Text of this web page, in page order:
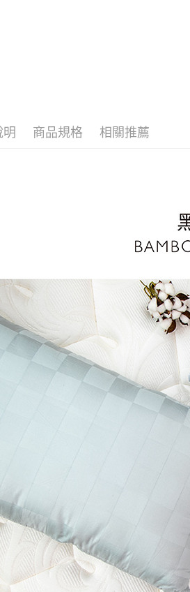
明 商品規格 相關推薦